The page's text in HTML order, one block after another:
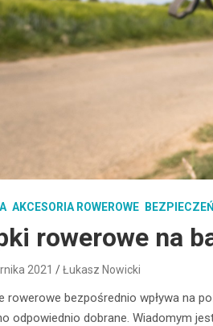
AKCESORIA ROWEROWE
rowerowe na
2021 Łukasz Nowicki
rowerowe bezpośrednio wpływa na
odpowiednio dobrane. Wiadomym